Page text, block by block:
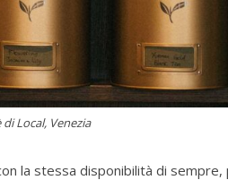
Local, Venezia
la stessa disponibilità di sempre,